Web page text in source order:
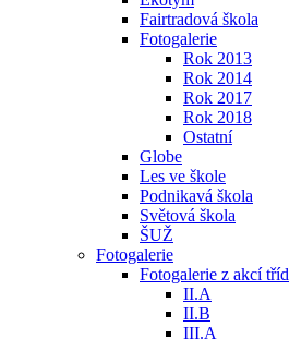
Fairtradová škola
Fotogalerie
Rok 2013
Rok 2014
Rok 2017
Rok 2018
Ostatní
Globe
Les ve škole
Podnikavá škola
Světová škola
ŠUŽ
Fotogalerie
Fotogalerie z akcí tříd
II.A
II.B
III.A